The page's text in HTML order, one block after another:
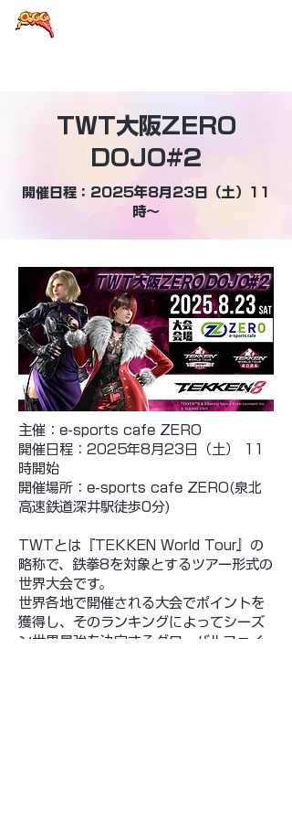
大阪eスポーツラウンドテーブル
TWT大阪ZERO
DOJO#2
開催日程：2025年8月23日（土）11
時～
​主催：e-sports cafe ZERO
開催日程：2025年8月23日（土） 11
時開始
開催場所：e-sports cafe ZERO(泉北
高速鉄道深井駅徒歩0分)
TWTとは『TEKKEN World Tour』の
略称で、鉄拳8を対象とするツアー形式の
世界大会です。
世界各地で開催される大会でポイントを
獲得し、そのランキングによってシーズ
ン世界最強を決定するグローバルファイ